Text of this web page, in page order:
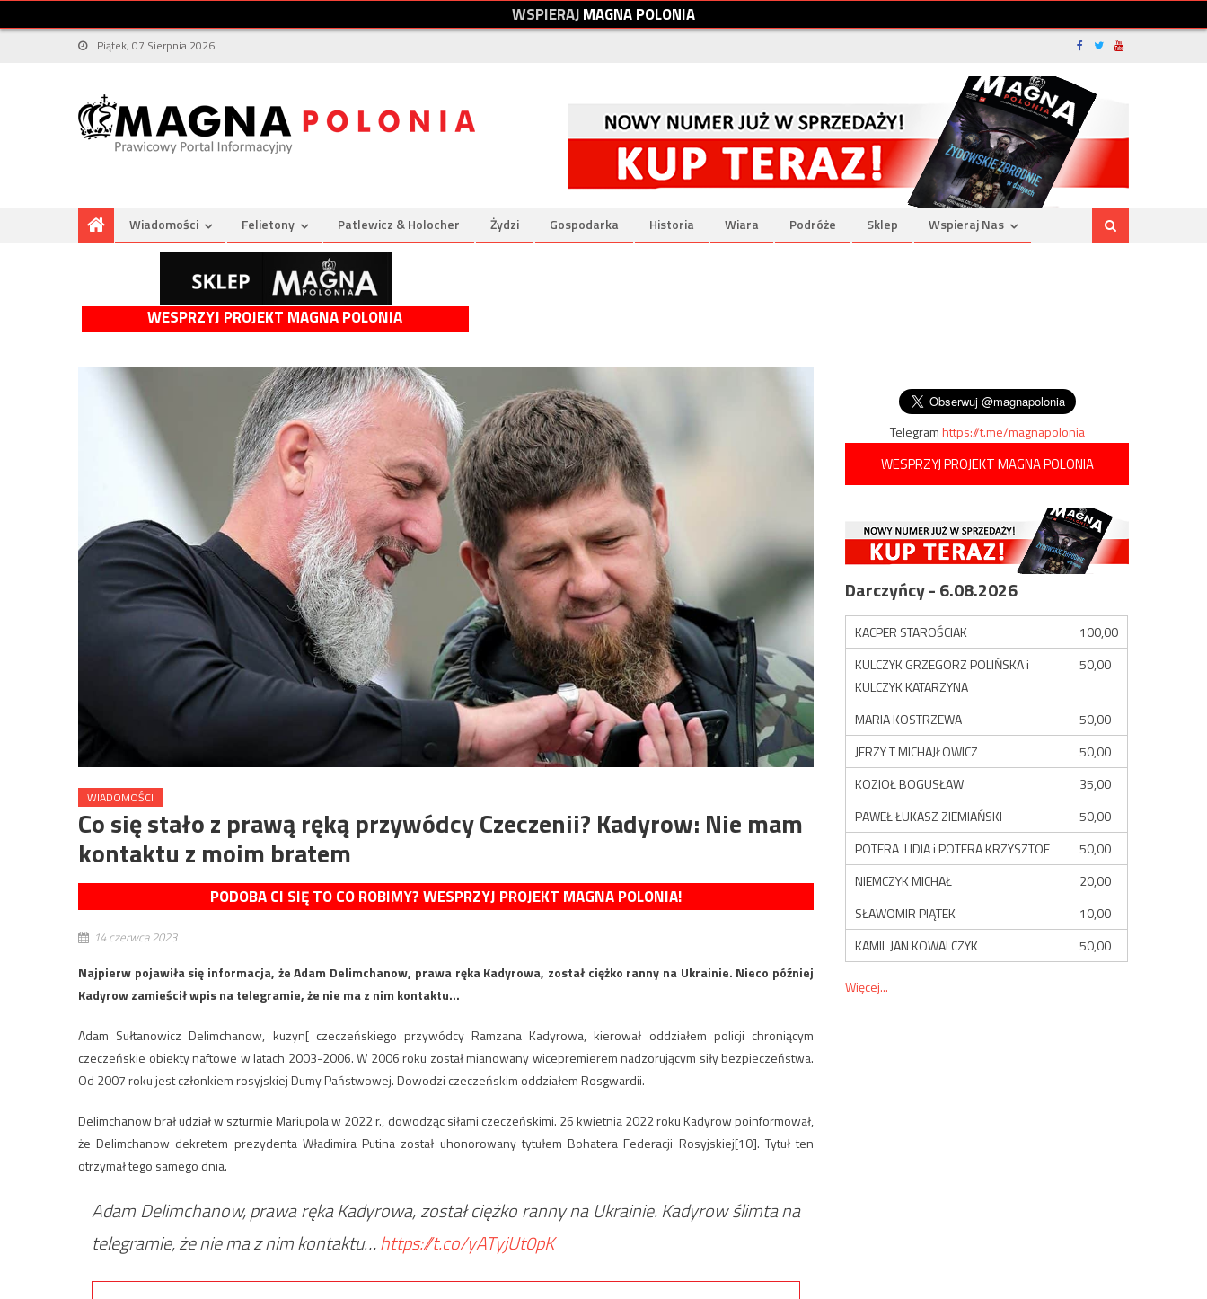
WSPIERAJMAGNAPOLONIA
Piątek, 07 Sierpnia 2026
Wiadomości Felietony Patlewicz & Holocher Żydzi Gospodarka Historia Wiara Podróże Sklep Wspieraj Nas
WESPRZYJ PROJEKT MAGNA POLONIA
WIADOMOŚCI
Co się stało z prawą ręką przywódcy Czeczenii? Kadyrow: Nie mam
kontaktu z moim bratem
PODOBA CI SIĘ TO CO ROBIMY? WESPRZYJ PROJEKT MAGNA POLONIA!
14 czerwca 2023
Najpierw pojawiła się informacja, że Adam Delimchanow, prawa ręka Kadyrowa, został ciężko ranny na Ukrainie. Nieco później
Kadyrow zamieścił wpis na telegramie, że nie ma z nim kontaktu…
Adam Sułtanowicz Delimchanow, kuzyn[ czeczeńskiego przywódcy Ramzana Kadyrowa, kierował oddziałem policji chroniącym
czeczeńskie obiekty naftowe w latach 2003-2006. W 2006 roku został mianowany wicepremierem nadzorującym siły bezpieczeństwa.
Od 2007 roku jest członkiem rosyjskiej Dumy Państwowej. Dowodzi czeczeńskim oddziałem Rosgwardii.
Delimchanow brał udział w szturmie Mariupola w 2022 r., dowodząc siłami czeczeńskimi. 26 kwietnia 2022 roku Kadyrow poinformował,
że Delimchanow dekretem prezydenta Władimira Putina został uhonorowany tytułem Bohatera Federacji Rosyjskiej[10]. Tytuł ten
otrzymał tego samego dnia.
Adam Delimchanow, prawa ręka Kadyrowa, został ciężko ranny na Ukrainie. Kadyrow ślimta na
telegramie, że nie ma z nim kontaktu…https://t.co/yATyjUt0pK
Telegramhttps://t.me/magnapolonia
WESPRZYJ PROJEKT MAGNA POLONIA
Darczyńcy - 6.08.2026
KACPER STAROŚCIAK
100,00
KULCZYK GRZEGORZ POLIŃSKA i
KULCZYK KATARZYNA
50,00
MARIA KOSTRZEWA
50,00
JERZY T MICHAJŁOWICZ
50,00
KOZIOŁ BOGUSŁAW
35,00
PAWEŁ ŁUKASZ ZIEMIAŃSKI
50,00
POTERA LIDIA i POTERA KRZYSZTOF
50,00
NIEMCZYK MICHAŁ
20,00
SŁAWOMIR PIĄTEK
10,00
KAMIL JAN KOWALCZYK
50,00
Więcej...